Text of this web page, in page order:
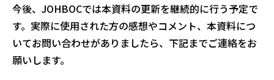
今後、 JOHBOCでは本資料の更新を継続的に行う予定で
す。実際に使用された方の感想やコメント、本資料につ
いてお問い合わせがありましたら、下記までご連絡をお
願いします。